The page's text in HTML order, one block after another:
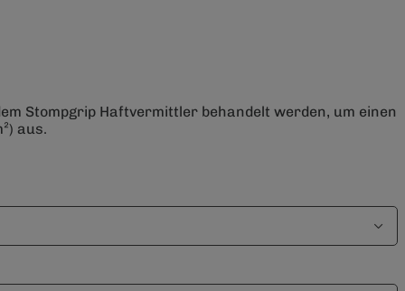
Stompgrip Haftvermittler behandelt werden, um einen
aus.